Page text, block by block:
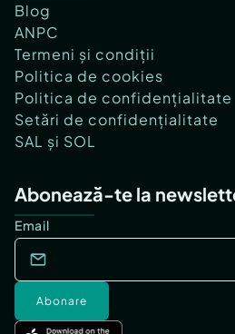
Blog
ANPC
Termeni și condiții
Politica de cookies
Politica de confidențialitate
Setări de confidențialitate
SAL și SOL
Abonează-te la
Email
Abonare